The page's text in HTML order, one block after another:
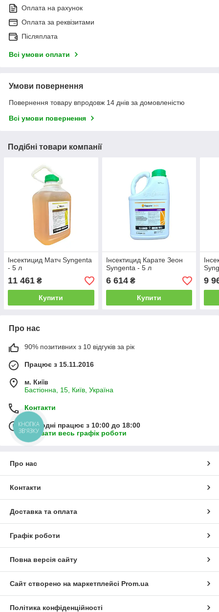
Оплата на рахунок
Оплата за реквізитами
Післяплата
Всі умови оплати
Умови повернення
Повернення товару впродовж 14 днів за домовленістю
Всі умови повернення
Подібні товари компанії
Інсектицид Матч Syngenta
- 5 л
11 461 ₴
Купити
Інсектицид Карате Зеон
Syngenta - 5 л
6 614₴
Купити
9
Про нас
90% позитивних з 10 відгуків за рік
Працює з 15.11.2016
м. Київ
Бастіонна, 15, Київ, Україна
Контакти
Сьогодні працює з 10:00 до 18:00
Показати весь графік роботи
Про нас
Контакти
Доставка та оплата
Графік роботи
Повна версія сайту
Сайт створено на маркетплейсі Prom.ua
Політика конфіденційності
КНОПКА
ЗВ'ЯЗКУ